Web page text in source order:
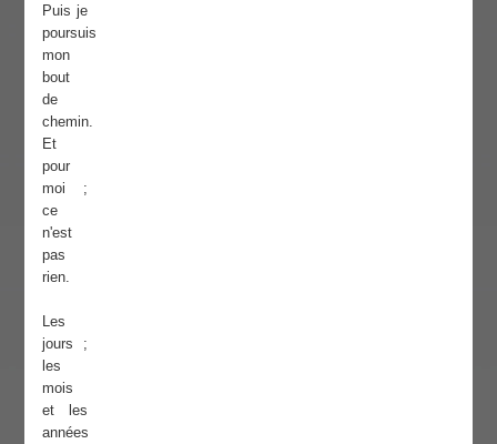
Puis je
poursuis
mon
bout
de
chemin.
Et
pour
moi ;
ce
n'est
pas
rien.
Les
jours ;
les
mois
et les
années